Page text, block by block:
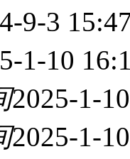
9-3
1-10
2025-1-
2025-1-